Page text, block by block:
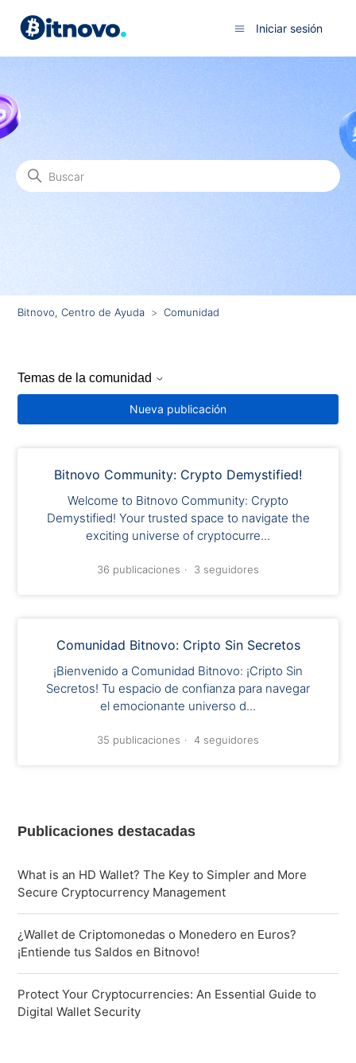
Iniciar sesión
Bitnovo, Centro de Ayuda Comunidad
Temas de la comunidad
Nueva publicación
Bitnovo Community: Crypto Demystified!
Welcome to Bitnovo Community: Crypto
Demystified! Your trusted space to navigate the
exciting universe of cryptocurre...
36 publicaciones 3 seguidores
Comunidad Bitnovo: Cripto Sin Secretos
¡Bienvenido a Comunidad Bitnovo: ¡Cripto Sin
Secretos! Tu espacio de confianza para navegar
el emocionante universo d...
35 publicaciones 4 seguidores
Publicaciones destacadas
What is an HD Wallet? The Key to Simpler and More
Secure Cryptocurrency Management
¿Wallet de Criptomonedas o Monedero en Euros?
¡Entiende tus Saldos en Bitnovo!
Protect Your Cryptocurrencies: An Essential Guide to
Digital Wallet Security